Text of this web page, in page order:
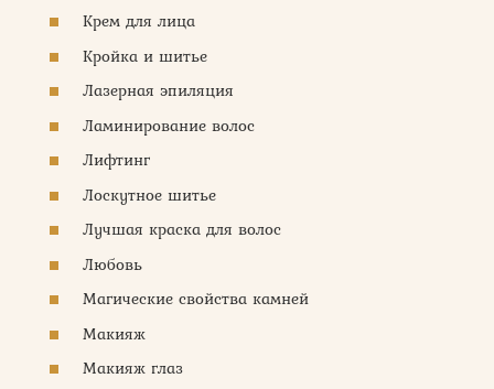
Крем для лица
Кройка и шитье
Лазерная эпиляция
Ламинирование волос
Лифтинг
Лоскутное шитье
Лучшая краска для волос
Любовь
Магические свойства камней
Макияж
Макияж глаз